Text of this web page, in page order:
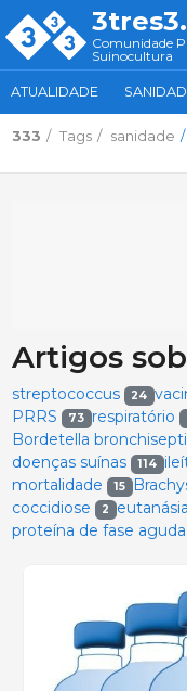
Comunidade
Suinocultura
ATUALIDADE
333 Tags sanidade
Artigos
streptococcus 24
PRRS 73 respiratório
Bordetella
doenças suínas 114
mortalidade 15
coccidiose 2
proteína de fase aguda